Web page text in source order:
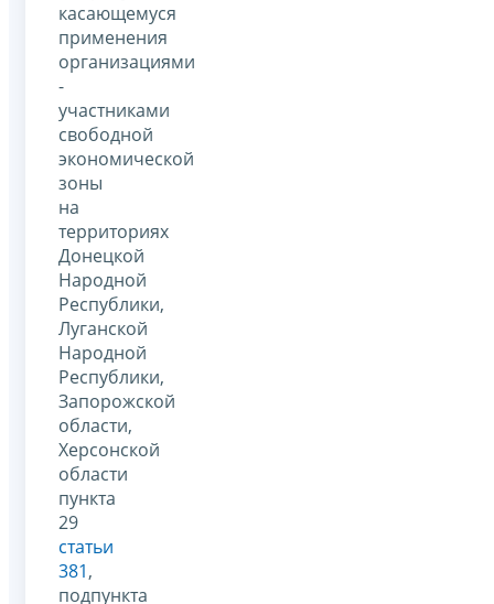
касающемуся
применения
организациями
-
участниками
свободной
экономической
зоны
на
территориях
Донецкой
Народной
Республики,
Луганской
Народной
Республики,
Запорожской
области,
Херсонской
области
пункта
29
статьи
381,
подпункта